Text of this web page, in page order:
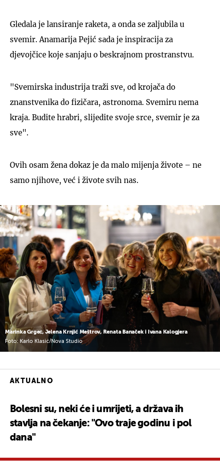
Gledala je lansiranje raketa, a onda se zaljubila u
svemir. Anamarija Pejić sada je inspiracija za
djevojčice koje sanjaju o beskrajnom prostranstvu.
"Svemirska industrija traži sve, od krojača do
znanstvenika do fizičara, astronoma. Svemiru nema
kraja. Budite hrabri, slijedite svoje srce, svemir je za
sve".
Ovih osam žena dokaz je da malo mijenja živote – ne
samo njihove, već i živote svih nas.
Marinka Grgec, Jelena Krnjić Meštrov, Renata Banaček i Ivana Kalogjera
Foto: Karlo Klasić/Nova Studio
AKTUALNO
Bolesni su, neki će i umrijeti, a država ih
stavlja na čekanje: "Ovo traje godinu i pol
dana"